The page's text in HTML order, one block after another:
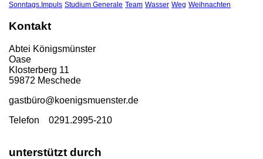
Sonntags.Impuls Studium Generale Team Wasser Weg Weihnachten
Kontakt
Abtei Königsmünster
Oase
Klosterberg 11
59872 Meschede
gastbüro@koenigsmuenster.de
Telefon 0291.2995-210
unterstützt durch